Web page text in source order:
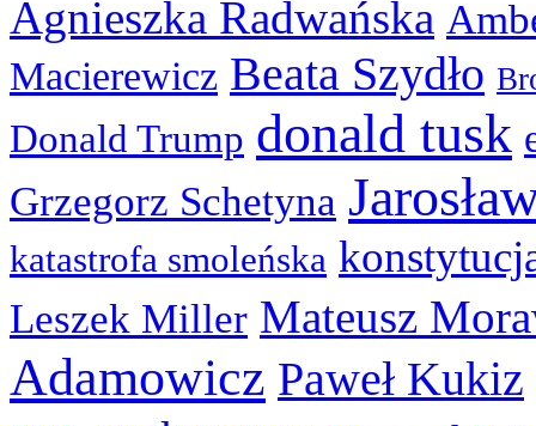
Agnieszka Radwańska
Macierewicz Beata Szydło
Donald Trump donald tusk
Grzegorz Schetyna
katastrofa smoleńska
Leszek Miller Mateusz
Adamowicz Paweł Kukiz